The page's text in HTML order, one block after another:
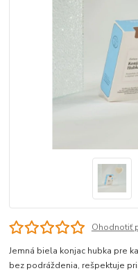
Ohodnotiť
Jemná biela konjac hubka pre
bez podráždenia, rešpektuje